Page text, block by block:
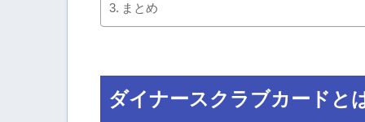
まとめ
ダイナースクラブカードと